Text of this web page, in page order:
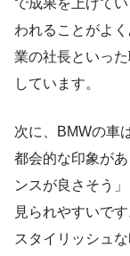
で成果を上げて
われることがよ
業の社長といっ
しています。
次に、BMWの車
都会的な印象が
ンスが良さそう
見られやすいで
スタイリッシュ